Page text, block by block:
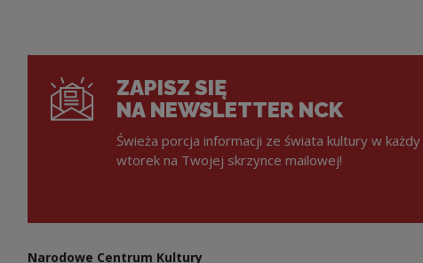
ZAPISZ SIĘ
NA NEWSLETTER NCK
Świeża porcja informacji ze świata kultury w każdy
wtorek na Twojej skrzynce mailowej!
Narodowe Centrum Kultury